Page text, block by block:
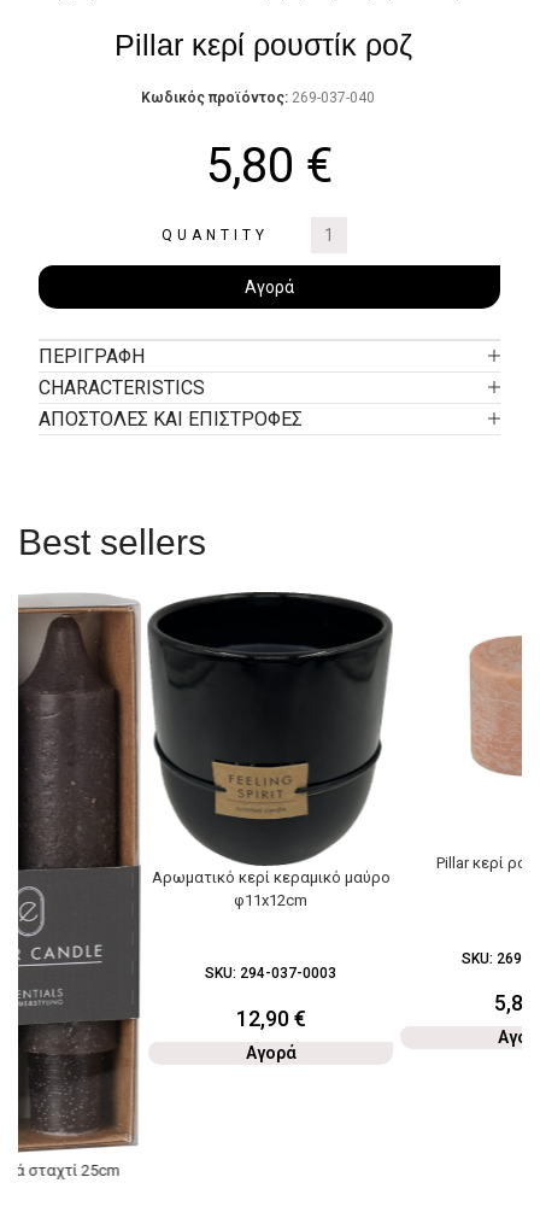
Pillar κερί ρουστίκ ροζ
Κωδικός προϊόντος: 269-037-040
5,80 €
QUANTITY
Αγορά
ΠΕΡΙΓΡΑΦΉ
CHARACTERISTICS
ΑΠΟΣΤΟΛΕΣ ΚΑΙ ΕΠΙΣΤΡΟΦΕΣ
Best sellers
σταχτί 25cm
Αρωματικό κερί κεραμικό μαύρο
φ11x12cm
SKU: 294-037-0003
12,90€
Αγορά
Pillar κερί
SKU: 269-
5,80